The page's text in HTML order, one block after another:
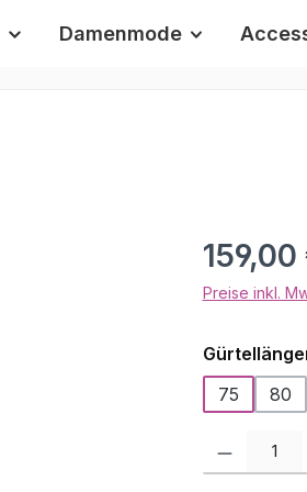
Damenmode
Regulärer
159,00
Preise inkl.
75
80
Produkt